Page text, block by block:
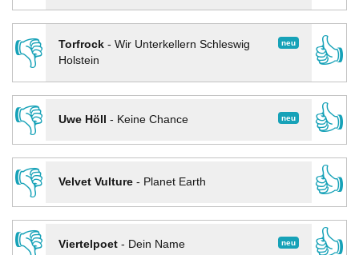
👎 neu
Torfrock- Wir Unterkellern Schleswig
Holstein
👍
👎
neu
Uwe Höll - Keine Chance
👍
👎
Velvet Vulture- Planet Earth
👍
👎
neu
Viertelpoet- Dein Name
👍